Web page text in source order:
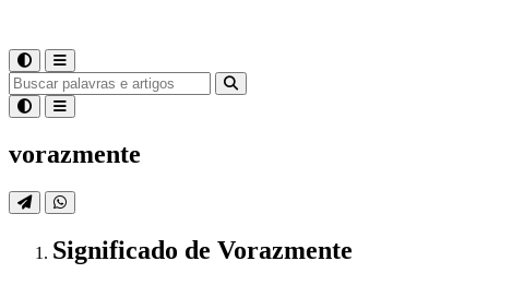
vorazmente
Significado de Vorazmente